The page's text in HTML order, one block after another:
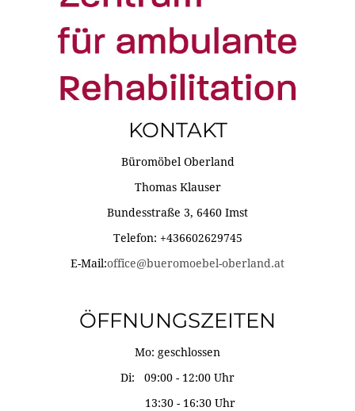
KONTAKT
Büromöbel Oberland
Thomas Klauser
Bundesstraße 3, 6460 Imst
Telefon: +436602629745
E-Mail:office@bueromoebel-oberland.at
ÖFFNUNGSZEITEN
Mo: geschlossen
Di: 09:00 - 12:00 Uhr
13:30 - 16:30 Uhr